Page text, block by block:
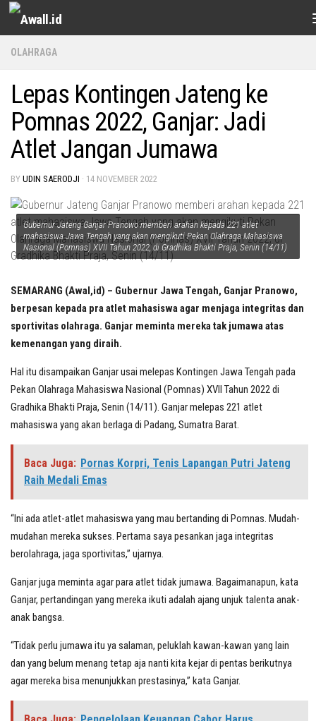
Skip to content
OLAHRAGA
Lepas Kontingen Jateng ke
Pomnas 2022, Ganjar: Jadi
Atlet Jangan Jumawa
BY UDIN SAERODJI · 14 NOVEMBER 2022
Gubernur Jateng Ganjar Pranowo memberi arahan kepada 221 atlet
mahasiswa Jawa Tengah yang akan mengikuti Pekan Olahraga Mahasiswa
Nasional (Pomnas) XVII Tahun 2022, di Gradhika Bhakti Praja, Senin (14/11)
SEMARANG (Awal,id) – Gubernur Jawa Tengah, Ganjar Pranowo,
berpesan kepada pra atlet mahasiswa agar menjaga integritas dan
sportivitas olahraga. Ganjar meminta mereka tak jumawa atas
kemenangan yang diraih.
Hal itu disampaikan Ganjar usai melepas Kontingen Jawa Tengah pada
Pekan Olahraga Mahasiswa Nasional (Pomnas) XVII Tahun 2022 di
Gradhika Bhakti Praja, Senin (14/11). Ganjar melepas 221 atlet
mahasiswa yang akan berlaga di Padang, Sumatra Barat.
Baca Juga: Pornas Korpri, Tenis Lapangan Putri Jateng
Raih Medali Emas
“Ini ada atlet-atlet mahasiswa yang mau bertanding di Pomnas. Mudah-
mudahan mereka sukses. Pertama saya pesankan jaga integritas
berolahraga, jaga sportivitas,” ujarnya.
Ganjar juga meminta agar para atlet tidak jumawa. Bagaimanapun, kata
Ganjar, pertandingan yang mereka ikuti adalah ajang unjuk talenta anak-
anak bangsa.
“Tidak perlu jumawa itu ya salaman, peluklah kawan-kawan yang lain
dan yang belum menang tetap aja nanti kita kejar di pentas berikutnya
agar mereka bisa menunjukkan prestasinya,” kata Ganjar.